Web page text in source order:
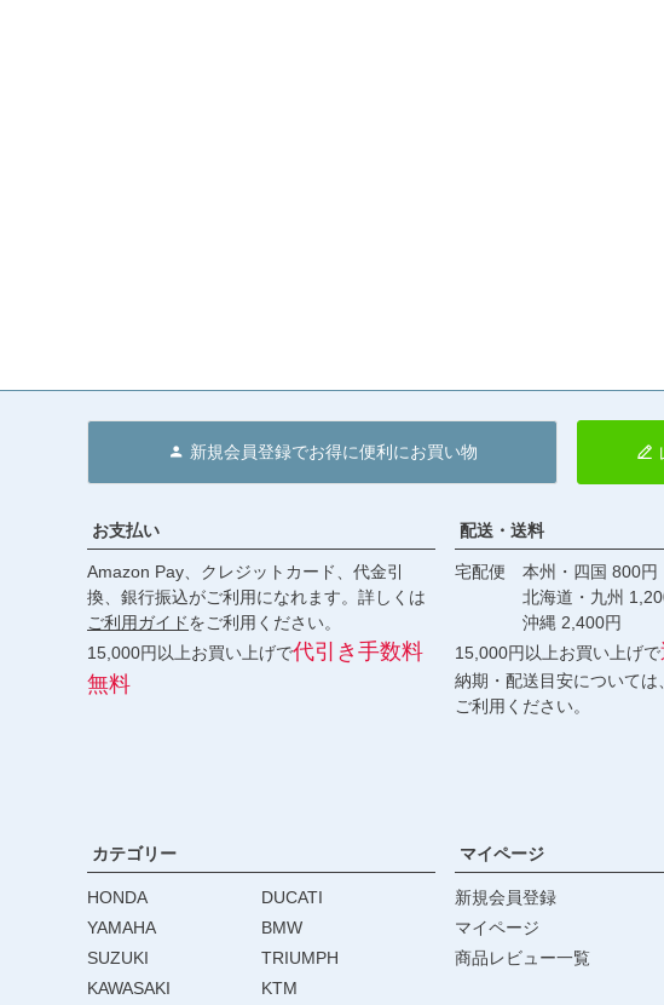
新規会員登録でお得に便利にお買い物
お支払い
Amazon Pay、クレジットカード、代金引
換、銀行振込がご利用になれます。詳しくは
ご利用ガイドをご利用ください。
15,000円以上お買い上げで代引き手数料
無料
配送・送料
宅配便 本州・四国 800円
北海道・九州
沖縄 2,400円
15,000円以上お買い上げで
納期・配送目安については、
ご利用ください。
カテゴリー
HONDA
YAMAHA
SUZUKI
KAWASAKI
DUCATI
BMW
TRIUMPH
KTM
マイページ
新規会員登録
マイページ
商品レビュー一覧